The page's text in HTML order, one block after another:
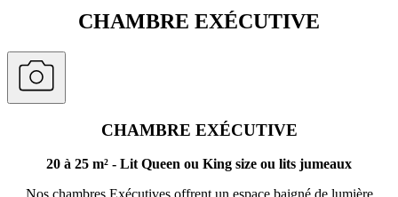
CHAMBRE EXÉCUTIVE
CHAMBRE EXÉCUTIVE
20 à 25 m² - Lit Queen ou King size ou lits jumeaux